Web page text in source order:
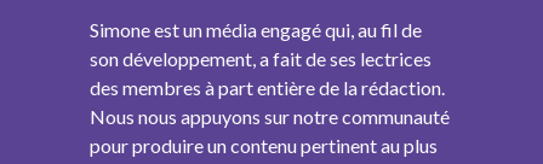
Simone est un média engagé qui, au fil de
son développement, a fait de ses lectrices
des membres à part entière de la rédaction.
Nous nous appuyons sur notre communauté
pour produire un contenu pertinent au plus